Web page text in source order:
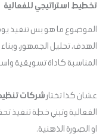
تخطيط استراتيجي للفعالية
الموضوع ما هو بس تنفيذ
الهدف، تحليل الجمهور،
المناسبة كاداة تسويقية
عشان كذا تختار شركات
الفعالية وتبني خطة تنفيذ
او الصورة الذهنية.